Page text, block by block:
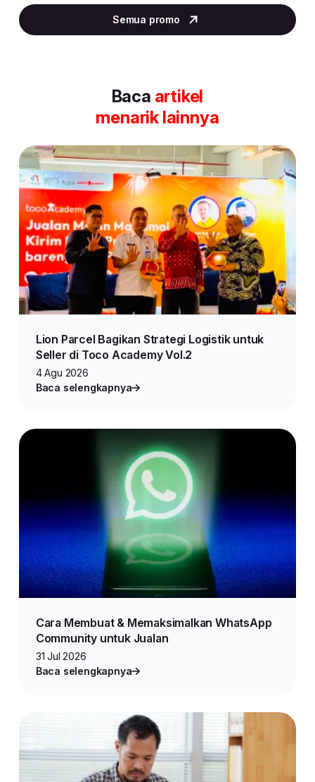
3
of
Semua promo
Baca artikel
menarik lainnya
Lion Parcel Bagikan Strategi Logistik untuk
Seller di Toco Academy Vol.2
4 Agu 2026
Baca selengkapnya
Cara Membuat & Memaksimalkan WhatsApp
Community untuk Jualan
31 Jul 2026
Baca selengkapnya